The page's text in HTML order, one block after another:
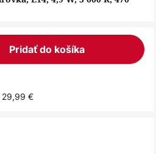
Pridať do košíka
29,99 €